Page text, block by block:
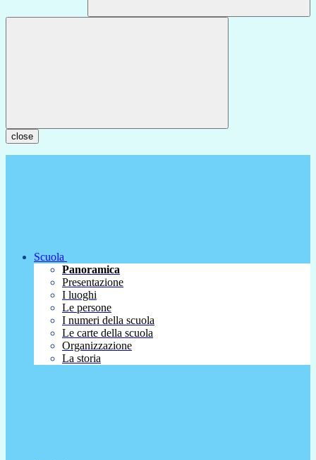
close
Scuola
Panoramica
Presentazione
I luoghi
Le persone
I numeri della scuola
Le carte della scuola
Organizzazione
La storia